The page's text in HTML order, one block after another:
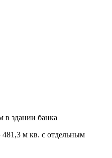
в здании банка
м кв. с отдельным